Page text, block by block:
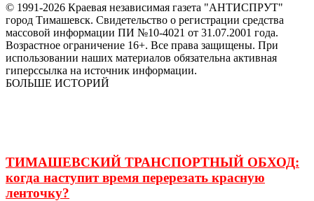
© 1991-2026 Краевая независимая газета "АНТИСПРУТ"
город Тимашевск. Свидетельство о регистрации средства
массовой информации ПИ №10-4021 от 31.07.2001 года.
Возрастное ограничение 16+. Все права защищены. При
использовании наших материалов обязательна активная
гиперссылка на источник информации.
БОЛЬШЕ ИСТОРИЙ
ТИМАШЕВСКИЙ ТРАНСПОРТНЫЙ ОБХОД:
когда наступит время перерезать красную
ленточку?